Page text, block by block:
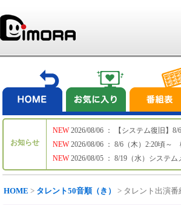
お知らせ
NEW
NEW
NEW
2026/08/06 ： 【システム復旧】
2026/08/06 ： 8/6（木）2:20頃
2026/08/05 ： 8/19（水）システ
HOME > タレント50音順（き） > タレント出演番